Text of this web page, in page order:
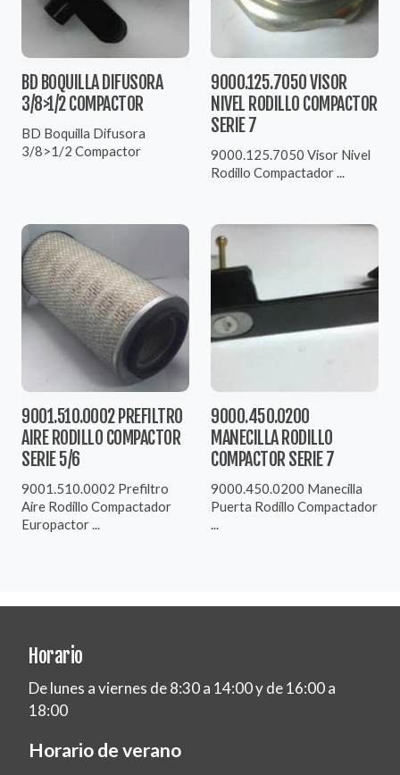
BD BOQUILLA DIFUSORA
3/8>1/2 COMPACTOR
BD Boquilla Difusora
3/8>1/2 Compactor
9000.125.7050 VISOR
NIVEL RODILLO COMPACTOR
SERIE 7
9000.125.7050 Visor Nivel
Rodillo Compactador ...
9001.510.0002 PREFILTRO
AIRE RODILLO COMPACTOR
SERIE 5/6
9001.510.0002 Prefiltro
Aire Rodillo Compactador
Europactor ...
9000.450.0200
MANECILLA RODILLO
COMPACTOR SERIE 7
9000.450.0200 Manecilla
Puerta Rodillo Compactador
Horario
De lunes a viernes de 8:30 a 14:00 y de 16:00 a
18:00
Horario de verano